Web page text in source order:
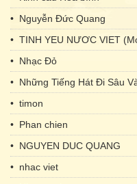
• Nguyễn Đức Quang
• TINH YEU NƯƠC VIET
• Nhạc Đỏ
• Những Tiếng Hát Đi Sâu
• timon
• Phan chien
• NGUYEN DUC QUANG
• nhac viet